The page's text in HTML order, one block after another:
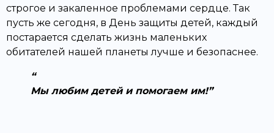
строгое и закаленное проблемами сердце. Так
пусть же сегодня, в День защиты детей, каждый
постарается сделать жизнь маленьких
обитателей нашей планеты лучше и безопаснее.
Мы любим детей и помогаем им!